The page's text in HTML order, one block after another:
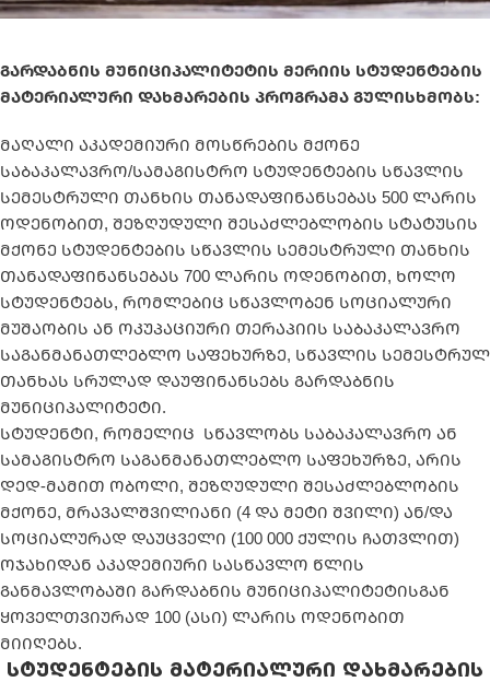
გარდაბნის მუნიციპალიტეტის მერიის სტუდენტების
მატერიალური დახმარების პროგრამა გულისხმობს:
მაღალი აკადემიური მოსწრების მქონე
საბაკალავრო/სამაგისტრო სტუდენტების სწავლის
სემესტრული თანხის თანადაფინანსებას 500 ლარის
ოდენობით, შეზღუდული შესაძლებლობის სტატუსის
მქონე სტუდენტების სწავლის სემესტრული თანხის
თანადაფინანსებას 700 ლარის ოდენობით, ხოლო
სტუდენტებს, რომლებიც სწავლობენ სოციალური
მუშაობის ან ოკუპაციური თერაპიის საბაკალავრო
საგანმანათლებლო საფეხურზე, სწავლის სემესტრულ
თანხას სრულად დაუფინანსებს გარდაბნის
მუნიციპალიტეტი.
სტუდენტი, რომელიც სწავლობს საბაკალავრო ან
სამაგისტრო საგანმანათლებლო საფეხურზე, არის
დედ-მამით ობოლი, შეზღუდული შესაძლებლობის
მქონე, მრავალშვილიანი (4 და მეტი შვილი) ან/და
სოციალურად დაუცველი (100 000 ქულის ჩათვლით)
ოჯახიდან აკადემიური სასწავლო წლის
განმავლობაში გარდაბნის მუნიციპალიტეტისგან
ყოველთვიურად 100 (ასი) ლარის ოდენობით
მიიღებს.
სტუდენტების მატერიალური დახმარების